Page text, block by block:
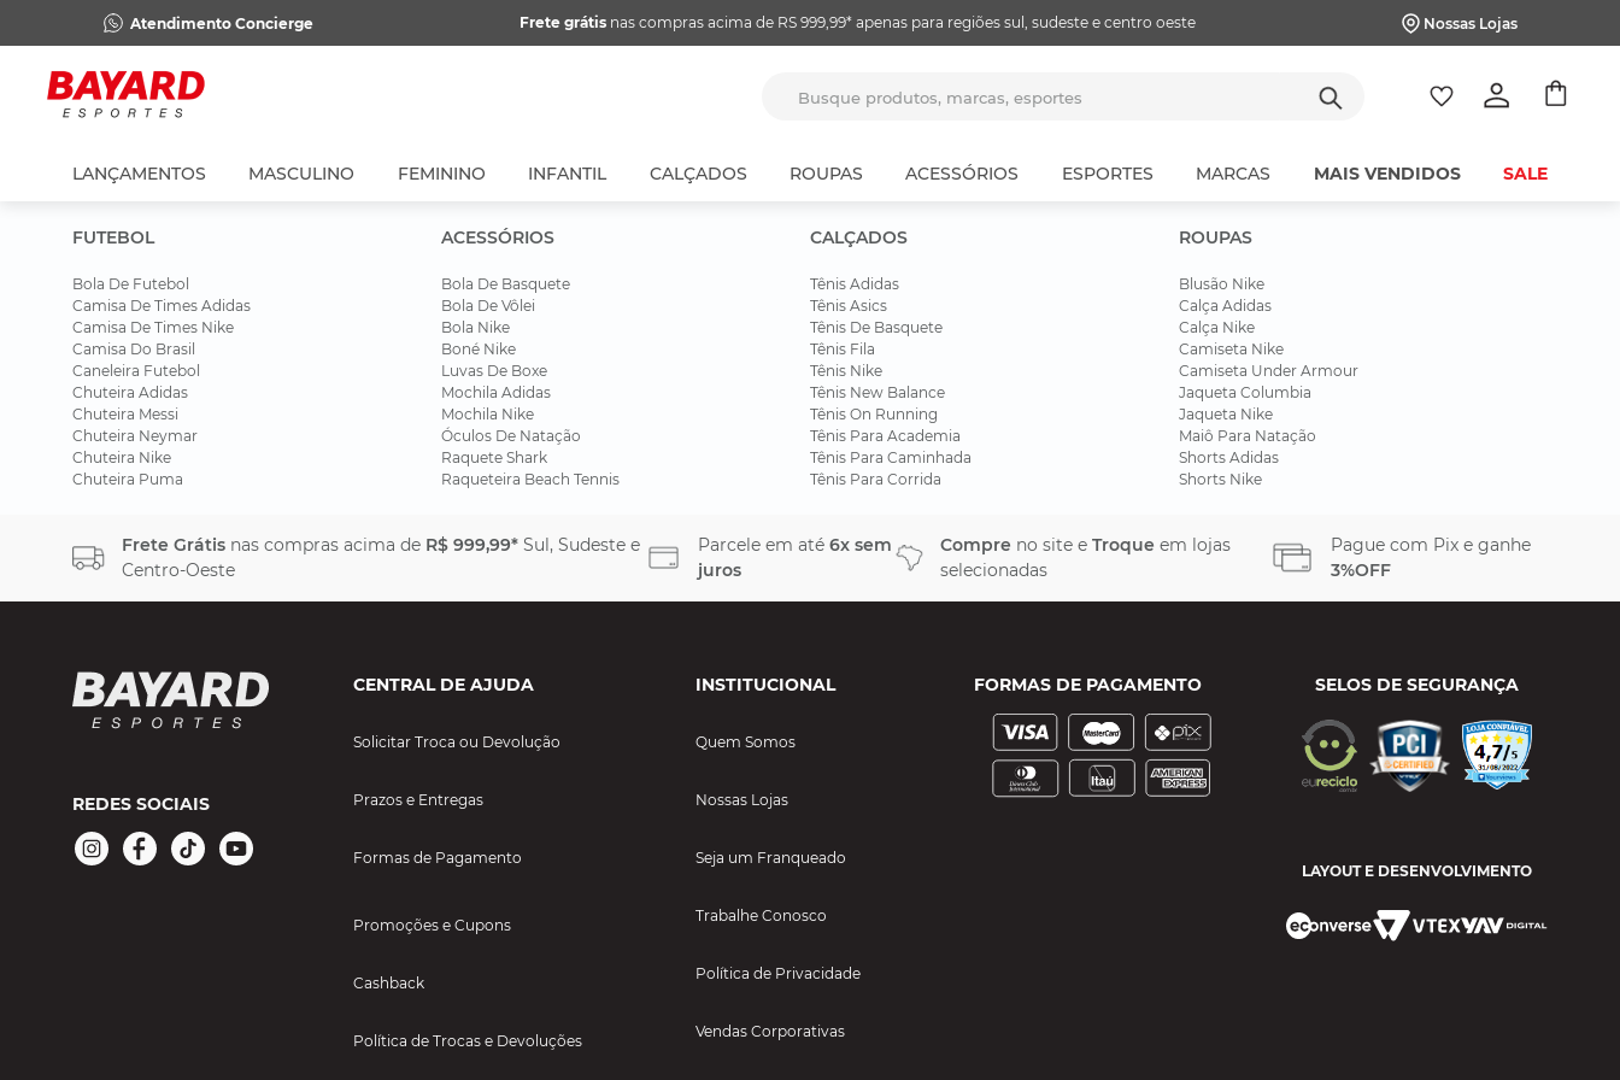
Atendimento Concierge Frete grátisnas compras acima de RS 999,99* apenas para regiões sul, sudeste e centro oeste Nossas Lojas
LANÇAMENTOS MASCULINO FEMININO INFANTIL CALÇADOS ROUPAS ACESSÓRIOS ESPORTES MARCAS MAIS VENDIDOS SALE
FUTEBOL
Bola De Futebol
Camisa De Times Adidas
Camisa De Times Nike
Camisa Do Brasil
Caneleira Futebol
Chuteira Adidas
Chuteira Messi
Chuteira Neymar
Chuteira Nike
Chuteira Puma
ACESSÓRIOS
Bola De Basquete
Bola De Vôlei
Bola Nike
Boné Nike
Luvas De Boxe
Mochila Adidas
Mochila Nike
Óculos De Natação
Raquete Shark
Raqueteira Beach Tennis
CALÇADOS
Tênis Adidas
Tênis Asics
Tênis De Basquete
Tênis Fila
Tênis Nike
Tênis New Balance
Tênis On Running
Tênis Para Academia
Tênis Para Caminhada
Tênis Para Corrida
ROUPAS
Blusão Nike
Calça Adidas
Calça Nike
Camiseta Nike
Camiseta Under Armour
Jaqueta Columbia
Jaqueta Nike
Maiô Para Natação
Shorts Adidas
Shorts Nike
Frete Grátis nas compras acima de R$ 999,99* Sul, Sudeste e
Centro-Oeste
Parcele em até 6x sem
juros
Compre no site e Troque em lojas
selecionadas
Pague com Pix e ganhe
3%OFF
REDES SOCIAIS
CENTRAL DE AJUDA
Solicitar Troca ou Devolução
Prazos e Entregas
Formas de Pagamento
Promoções e Cupons
Cashback
Política de Trocas e Devoluções
INSTITUCIONAL
Quem Somos
Nossas Lojas
Seja um Franqueado
Trabalhe Conosco
Política de Privacidade
Vendas Corporativas
FORMAS DE PAGAMENTO SELOS DE SEGURANÇA
LAYOUT E DESENVOLVIMENTO